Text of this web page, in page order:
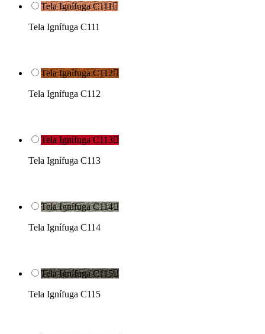
Tela Ignífuga C111
Tela Ignífuga C111
Tela Ignífuga C112
Tela Ignífuga C112
Tela Ignífuga C113
Tela Ignífuga C113
Tela Ignífuga C114
Tela Ignífuga C114
Tela Ignífuga C115
Tela Ignífuga C115